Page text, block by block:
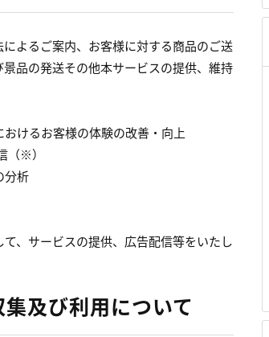
よるご案内、お客様に対する商品のご送
品の発送その他本サービスの提供、維持
けるお客様の体験の改善・向上
（※）
分析
、サービスの提供、広告配信等をいたし
及び利用について